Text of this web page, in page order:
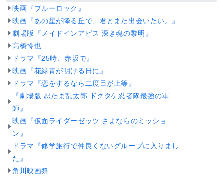
映画『ブルーロック』
映画『あの星が降る丘で、君とまた出会いたい。』
劇場版『メイドインアビス 深き魂の黎明』
高橋怜也
ドラマ『25時、赤坂で』
映画『花緑青が明ける日に』
ドラマ『恋をするなら二度目が上等』
『劇場版 忍たま乱太郎 ドクタケ忍者隊最強の軍
師』
映画『仮面ライダーゼッツ さよならのミッショ
ン』
ドラマ『修学旅行で仲良くないグループに入りまし
た』
角川映画祭